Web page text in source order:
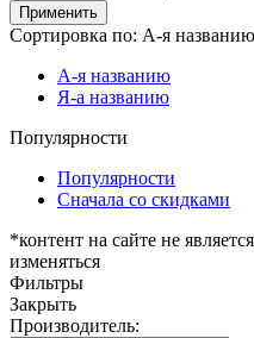
Применить
Сортировка по: А-я названию
А-я названию
Я-а названию
Популярности
Популярности
Сначала со скидками
*контент на сайте не
изменяться
Фильтры
Закрыть
Производитель: